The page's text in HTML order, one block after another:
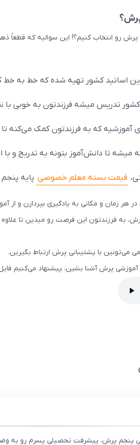
پرش رو انتخاب کنیم؟! این سوالیه که
اساتید کشور تهیه شده که خط به
تدریس میشه فرزندتون به خوبی
که به فرزندتون کمک می‌کنه
تا دانش‌آموز بتونه به تدریج و با
قیمت بسته معلم خصوصی پایه
در هر زمان و مکانی به یادگیری بپردازن و
به فرزندتون این فرصت رو میدین تا
می‌تونین با پشتیبانی پرش ارتباط بگیرین.
آموزشی پرش آشنا بشین، پیشنهاد می‌کنیم
پنجم پرش، پیشرفت تحصیلی پسرم رو به